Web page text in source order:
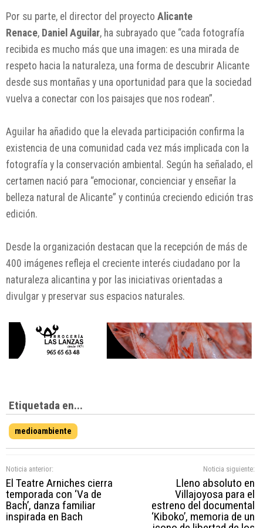
Por su parte, el director del proyecto Alicante
Renace, Daniel Aguilar, ha subrayado que “cada fotografía
recibida es mucho más que una imagen: es una mirada de
respeto hacia la naturaleza, una forma de descubrir Alicante
desde sus montañas y una oportunidad para que la sociedad
vuelva a conectar con los paisajes que nos rodean”.
Aguilar ha añadido que la elevada participación confirma la
existencia de una comunidad cada vez más implicada con la
fotografía y la conservación ambiental. Según ha señalado, el
certamen nació para “emocionar, concienciar y enseñar la
belleza natural de Alicante” y continúa creciendo edición tras
edición.
Desde la organización destacan que la recepción de más de
400 imágenes refleja el creciente interés ciudadano por la
naturaleza alicantina y por las iniciativas orientadas a
divulgar y preservar sus espacios naturales.
Etiquetada en...
medioambiente
Noticia anterior:
El Teatre Arniches cierra
temporada con ‘Va de
Bach’, danza familiar
inspirada en Bach
Noticia siguiente:
Lleno absoluto en
Villajoyosa para el
estreno del documental
‘Kiboko’, memoria de un